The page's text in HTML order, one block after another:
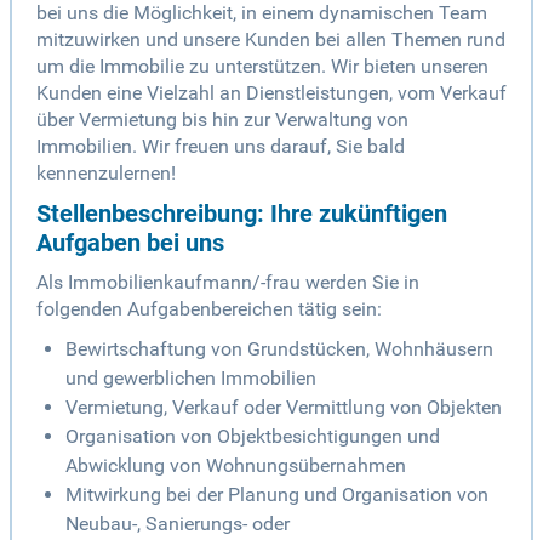
bei uns die Möglichkeit, in einem dynamischen Team
mitzuwirken und unsere Kunden bei allen Themen rund
um die Immobilie zu unterstützen. Wir bieten unseren
Kunden eine Vielzahl an Dienstleistungen, vom Verkauf
über Vermietung bis hin zur Verwaltung von
Immobilien. Wir freuen uns darauf, Sie bald
kennenzulernen!
Stellenbeschreibung: Ihre zukünftigen
Aufgaben bei uns
Als Immobilienkaufmann/-frau werden Sie in
folgenden Aufgabenbereichen tätig sein:
Bewirtschaftung von Grundstücken, Wohnhäusern
und gewerblichen Immobilien
Vermietung, Verkauf oder Vermittlung von Objekten
Organisation von Objektbesichtigungen und
Abwicklung von Wohnungsübernahmen
Mitwirkung bei der Planung und Organisation von
Neubau-, Sanierungs- oder